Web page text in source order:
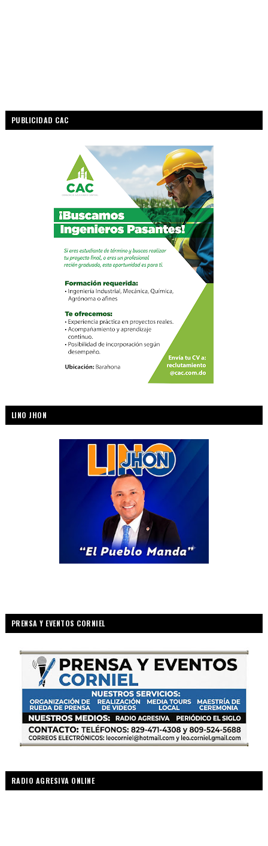
PUBLICIDAD CAC
LINO JHON
PRENSA Y EVENTOS CORNIEL
RADIO AGRESIVA ONLINE